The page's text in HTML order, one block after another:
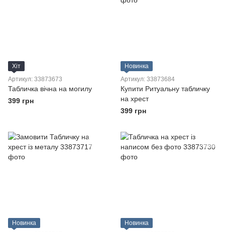
Хіт
Артикул: 33873673
Табличка вічна на могилу
399 грн
Новинка
Артикул: 33873684
Купити Ритуальну табличку
на хрест
399 грн
Новинка
Новинка